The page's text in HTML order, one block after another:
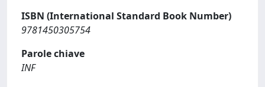
ISBN (International Standard Book Number)
9781450305754
Parole chiave
INF